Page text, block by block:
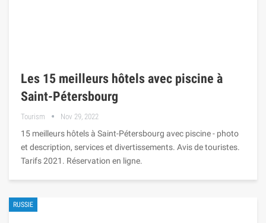
Les 15 meilleurs hôtels avec piscine à
Saint-Pétersbourg
Tourism Nov 29, 2022
15 meilleurs hôtels à Saint-Pétersbourg avec piscine - photo
et description, services et divertissements. Avis de touristes.
Tarifs 2021. Réservation en ligne.
RUSSIE